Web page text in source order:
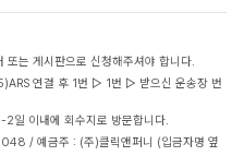
는 게시판으로 신청해주셔야 합니다.
연결 후 1번 ▷ 1번 ▷ 받으신 운송장 번
일 이내에 회수지로 방문합니다.
/ 예금주 : (주)클릭앤퍼니 (입금자명 옆